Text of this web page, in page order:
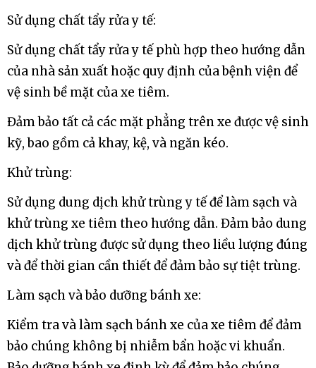
Sử dụng chất tẩy rửa y tế:
Sử dụng chất tẩy rửa y tế phù hợp theo hướng dẫn
của nhà sản xuất hoặc quy định của bệnh viện để
vệ sinh bề mặt của xe tiêm.
Đảm bảo tất cả các mặt phẳng trên xe được vệ sinh
kỹ, bao gồm cả khay, kệ, và ngăn kéo.
Khử trùng:
Sử dụng dung dịch khử trùng y tế để làm sạch và
khử trùng xe tiêm theo hướng dẫn. Đảm bảo dung
dịch khử trùng được sử dụng theo liều lượng đúng
và để thời gian cần thiết để đảm bảo sự tiệt trùng.
Làm sạch và bảo dưỡng bánh xe:
Kiểm tra và làm sạch bánh xe của xe tiêm để đảm
bảo chúng không bị nhiễm bẩn hoặc vi khuẩn.